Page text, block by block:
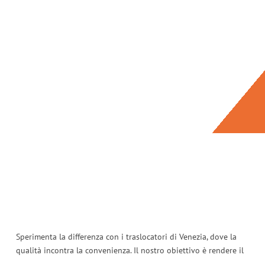
Sperimenta la differenza con i traslocatori di Venezia, dove la
qualità incontra la convenienza. Il nostro obiettivo è rendere il